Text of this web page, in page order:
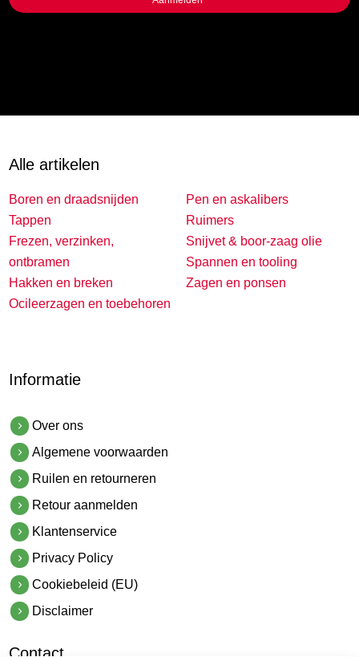
Alle artikelen
Boren en draadsnijden
Tappen
Frezen, verzinken,
ontbramen
Hakken en breken
Ocileerzagen en toebehoren
Pen en askalibers
Ruimers
Snijvet & boor-zaag olie
Spannen en tooling
Zagen en ponsen
Informatie
Over ons
Algemene voorwaarden
Ruilen en retourneren
Retour aanmelden
Klantenservice
Privacy Policy
Cookiebeleid (EU)
Disclaimer
Contact